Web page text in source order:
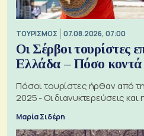
ΤΟΥΡΙΣΜΟΣ 07.08.2026, 07:00
Οι Σέρβοι τουρίστες
Ελλάδα – Πόσο κοντά
Πόσοι τουρίστες ήρθαν από
2025 - Οι διανυκτερεύσεις
Μαρία Σιδέρη